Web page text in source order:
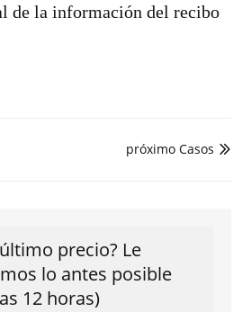
de la información del recibo

próximo Casos
precio? Le
lo antes posible
12 horas)